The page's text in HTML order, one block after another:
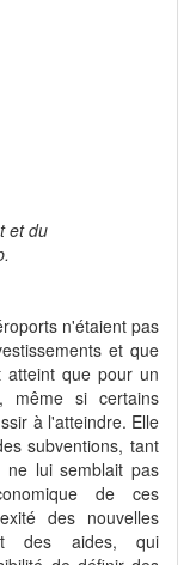
et du
n'étaient pas
et que
atteint que pour un
même si certains
à l'atteindre. Elle
subventions, tant
ne lui semblait pas
de ces
des nouvelles
des aides, qui